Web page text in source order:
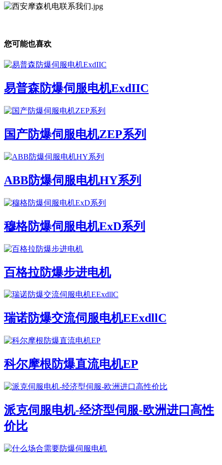
您可能也喜欢
易普森防爆伺服电机ExdIIC
国产防爆伺服电机ZEP系列
ABB防爆伺服电机HY系列
穆格防爆伺服电机ExD系列
百格拉防爆步进电机
瑞诺防爆交流伺服电机EExdllC
科尔摩根防爆直流电机EP
派克伺服电机-经济型伺服-欧洲进口高性
价比